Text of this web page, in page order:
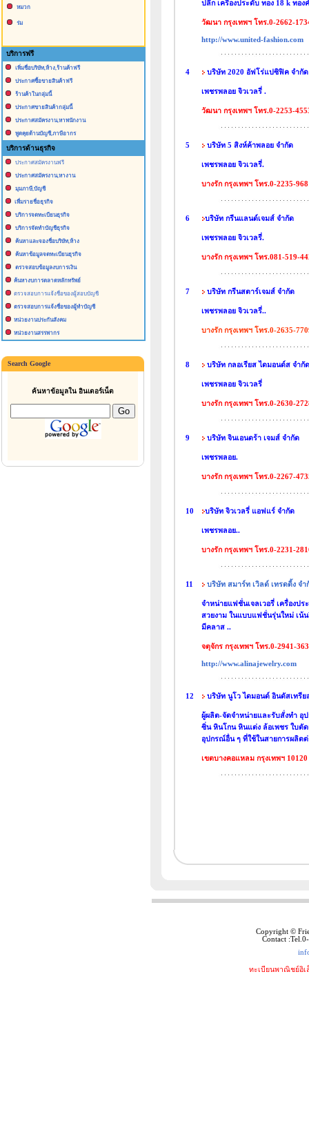
หมวก
ร่ม
บริการฟรี
เพิ่มชื่อบริษัท,ห้าง,ร้านค้าฟรี
ประกาศซื้อขายสินค้าฟรี
ร้านค้าในกลุ่มนี้
ประกาศขายสินค้ากลุ่มนี้
ประกาศสมัครงาน,หาพนักงาน
พูดคุยด้านบัญชี,ภาษีอากร
บริการด้านธุรกิจ
ประกาศสมัครงานฟรี
ประกาศสมัครงาน,หางาน
มุมภาษี,บัญชี
เพื่มรายชื่อธุรกิจ
บริการจดทะเบียนธุรกิจ
บริการจัดทำบัญชีธุรกิจ
ค้นหาและจองชื่อบริษัท,ห้าง
ค้นหาข้อมูลจดทะเบียนธุรกิจ
ตรวจสอบข้อมูลงบการเงิน
ค้นหางบการตลาดหลักทรัพย์
ตรวจสอบการแจ้งชื่อของผู้สอบบัญชี
ตรวจสอบการแจ้งชื่อของผู้ทำบัญชี
หน่วยงานประกันสังคม
หน่วยงานสรรพากร
Search Google
ค้นหาข้อมูลใน อินเตอร์เน็ต
ปลีก เครื่องประดับ ทอง 18 k ท
วัฒนา กรุงเทพฯ โทร.0-2662-
http://www.united-fashion.com
4 บริษัท 2020 อัฟโร่แปซิฟิค จำกัด
เพชรพลอย จิวเวลรี่ .
วัฒนา กรุงเทพฯ โทร.0-2253-
5 บริษัท 5 สิงห์ค้าพลอย จำกัด
เพชรพลอย จิวเวลรี่.
บางรัก กรุงเทพฯ โทร.0-2235-
6 บริษัท กรีนแลนด์เจมส์ จำกัด
เพชรพลอย จิวเวลรี่.
บางรัก กรุงเทพฯ โทร.081-519-
7 บริษัท กรีนสตาร์เจมส์ จำกัด
เพชรพลอย จิวเวลรี่..
บางรัก กรุงเทพฯ โทร.0-2635-
8 บริษัท กลอเรียส ไดมอนด์ส จำกัด
เพชรพลอย จิวเวลรี่
บางรัก กรุงเทพฯ โทร.0-2630-
9 บริษัท จินเอนดร้า เจมส์ จำกัด
เพชรพลอย.
บางรัก กรุงเทพฯ โทร.0-2267-
10 บริษัท จิวเวลรี่ แอฟแร์ จำกัด
เพชรพลอย..
บางรัก กรุงเทพฯ โทร.0-2231-
11 บริษัท สมาร์ท เวิลด์ เทรดดิ้ง จำ
จำหน่ายแฟชั่นเจลเวอรี่ เครื่องป
สวยงาม ในแบบแฟชั่นรุ่นใหม่ เน้
มีคลาส ..
จตุจักร กรุงเทพฯ โทร.0-2941-
http://www.alinajewelry.com
12 บริษัท นูโว ไดมอนด์ อินดัสเทรีย
ผู้ผลิต-จัดจำหน่ายและรับสั่งทำ อุป
ซิ่น หินโกน หินแต่ง ล้อเพชร ใบตัด
อุปกรณ์อื่น ๆ ที่ใช้ในสายการผลิตต่
เขตบางคอแหลม กรุงเทพฯ
Copyright ©
Contact
ทะเบียนพาณิชย์อิเ